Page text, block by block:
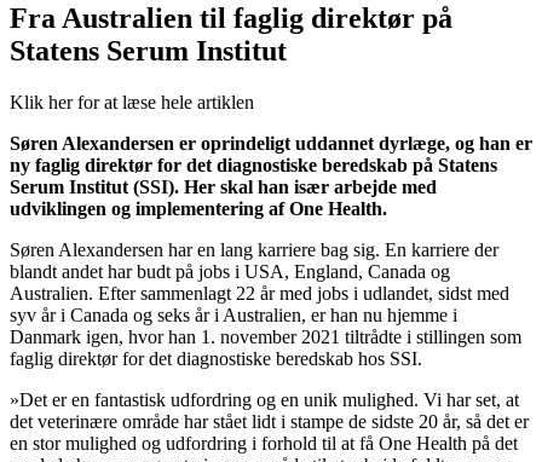
Fra Australien til faglig direktør på
Statens Serum Institut
Klik her for at læse hele artiklen
Søren Alexandersen er oprindeligt uddannet dyrlæge, og han er
ny faglig direktør for det diagnostiske beredskab på Statens
Serum Institut (SSI). Her skal han især arbejde med
udviklingen og implementering af One Health.
Søren Alexandersen har en lang karriere bag sig. En karriere der
blandt andet har budt på jobs i USA, England, Canada og
Australien. Efter sammenlagt 22 år med jobs i udlandet, sidst med
syv år i Canada og seks år i Australien, er han nu hjemme i
Danmark igen, hvor han 1. november 2021 tiltrådte i stillingen som
faglig direktør for det diagnostiske beredskab hos SSI.
»Det er en fantastisk udfordring og en unik mulighed. Vi har set, at
det veterinære område har stået lidt i stampe de sidste 20 år, så det er
en stor mulighed og udfordring i forhold til at få One Health på det